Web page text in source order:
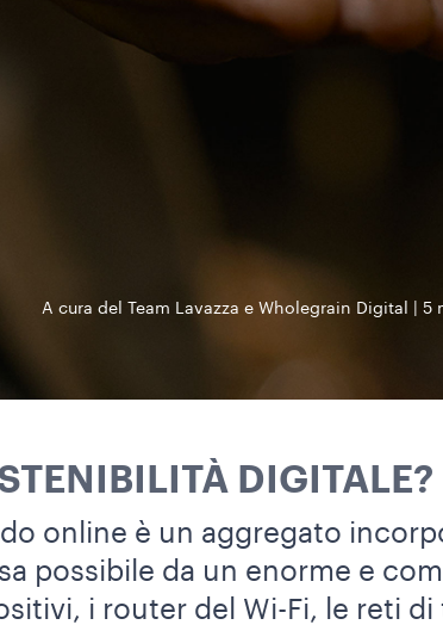
A cura del Team Lavazza e Wholegrain Digital 5
DIGITALE?
online è un aggregato
possibile da un enorme e
i router del Wi-Fi, le reti